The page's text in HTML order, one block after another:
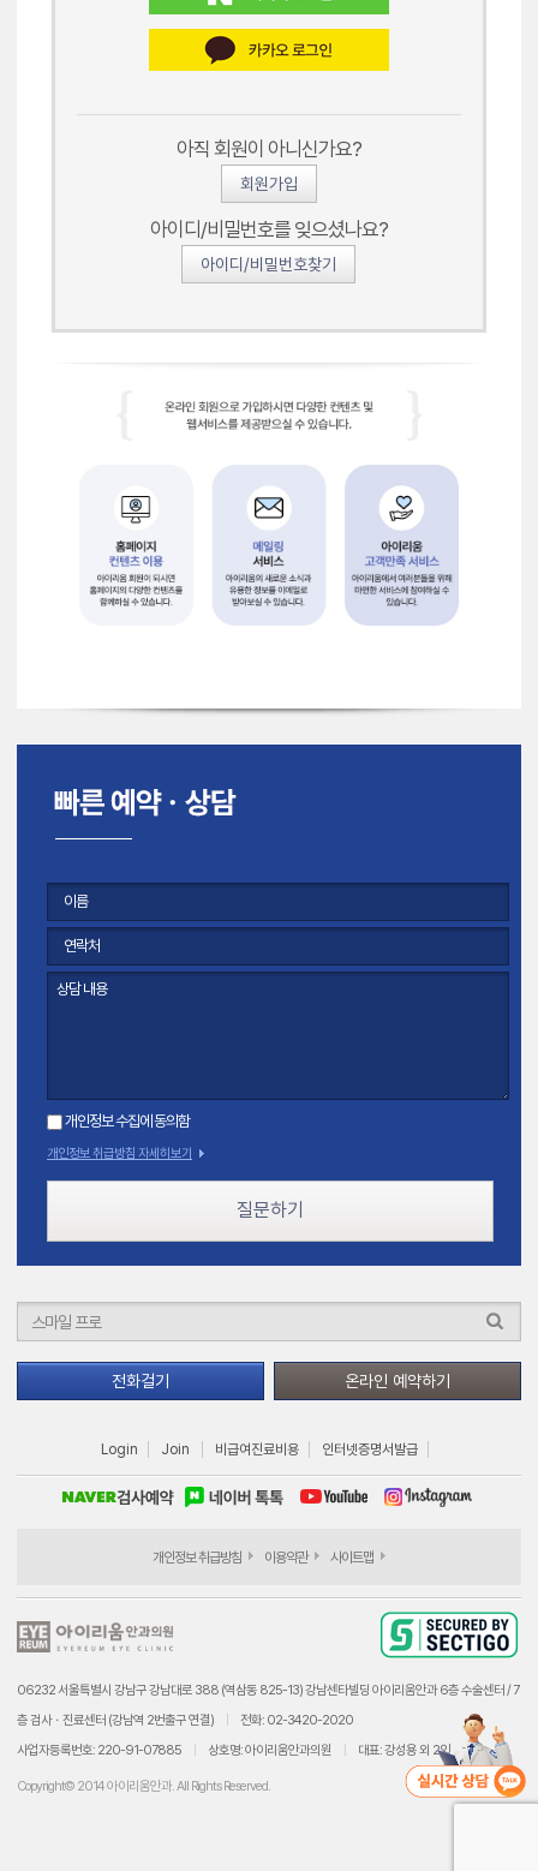
아직 회원이 아니신가요?
회원가입
아이디/비밀번호를 잊으셨나요?
아이디/비밀번호찾기
개인정보 수집에 동의함
개인정보 취급방침 자세히보기
질문하기
전화걸기 온라인 예약하기
Login Join 비급여진료비용 인터넷증명서발급
개인정보 취급방침 이용약관 사이트맵
06232 서울특별시 강남구 강남대로 388 (역삼동 825-13) 강남센타빌딩 아이리움안과 6층 수술센터 / 7
층 검사ㆍ진료센터 (강남역 2번출구 연결)
전화: 02-3420-2020
사업자등록번호: 220-91-07885
상호명: 아이리움안과의원 대표: 강성용 외 2인
Copyright© 2014 아이리움안과. All Rights Reserved.